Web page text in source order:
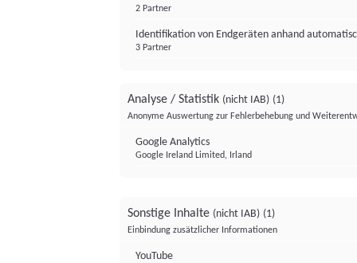
2 Partner
Identifikation von Endgeräten anhand
3 Partner
Analyse / Statistik (nicht IAB) (1)
Anonyme Auswertung zur Fehlerbehebung und
Google Analytics
Google Ireland Limited, Irland
Sonstige Inhalte (nicht IAB) (1)
Einbindung zusätzlicher Informationen
YouTube